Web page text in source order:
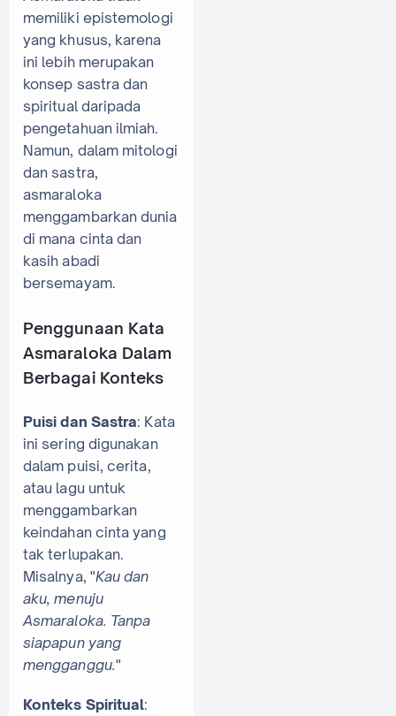
memiliki epistemologi
yang khusus, karena
ini lebih merupakan
konsep sastra dan
spiritual daripada
pengetahuan ilmiah.
Namun, dalam mitologi
dan sastra,
asmaraloka
menggambarkan dunia
di mana cinta dan
kasih abadi
bersemayam.
Penggunaan Kata
Asmaraloka Dalam
Berbagai Konteks
Puisi dan Sastra: Kata
ini sering digunakan
dalam puisi, cerita,
atau lagu untuk
menggambarkan
keindahan cinta yang
tak terlupakan.
Misalnya, "Kau dan
aku, menuju
Asmaraloka. Tanpa
siapapun yang
mengganggu."
Konteks Spiritual: